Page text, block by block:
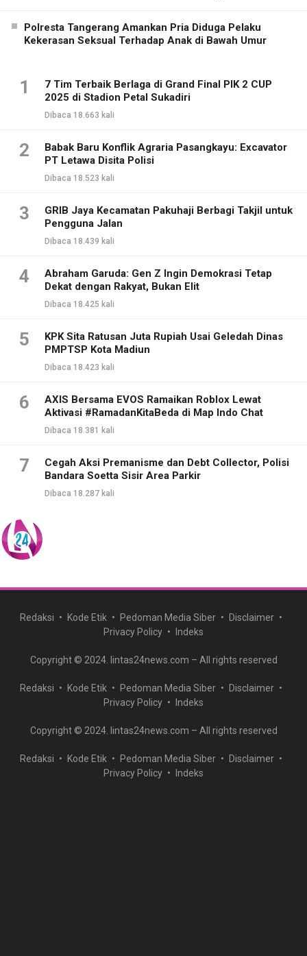
Polresta Tangerang Amankan Pria Diduga Pelaku
Kekerasan Seksual Terhadap Anak di Bawah Umur
1
7 Tim Terbaik Berlaga di Grand Final PIK 2 CUP
2025 di Stadion Petal Sukadiri
Dibaca 18.663 kali
2
Babak Baru Konflik Agraria Pasangkayu: Excavator
PT Letawa Disita Polisi
Dibaca 18.523 kali
3
GRIB Jaya Kecamatan Pakuhaji Berbagi Takjil untuk
Pengguna Jalan
Dibaca 18.439 kali
4
Abraham Garuda: Gen Z Ingin Demokrasi Tetap
Dekat dengan Rakyat, Bukan Elit
Dibaca 18.425 kali
5
KPK Sita Ratusan Juta Rupiah Usai Geledah Dinas
PMPTSP Kota Madiun
Dibaca 18.423 kali
6
AXIS Bersama EVOS Ramaikan Roblox Lewat
Aktivasi #RamadanKitaBeda di Map Indo Chat
Dibaca 18.381 kali
7
Cegah Aksi Premanisme dan Debt Collector, Polisi
Bandara Soetta Sisir Area Parkir
Dibaca 18.287 kali
Redaksi Kode Etik Pedoman Media Siber
Disclaimer
Privacy Policy
Indeks
Copyright © 2024. lintas24news.com – All rights reserved
Redaksi Kode Etik Pedoman Media Siber
Disclaimer
Privacy Policy
Indeks
Copyright © 2024. lintas24news.com – All rights reserved
Redaksi Kode Etik Pedoman Media Siber
Disclaimer
Privacy Policy
Indeks